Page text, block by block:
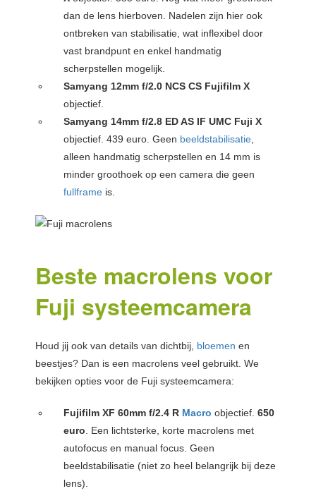
dan de lens hierboven. Nadelen zijn hier ook
ontbreken van stabilisatie, wat inflexibel door
vast brandpunt en enkel handmatig
scherpstellen mogelijk.
Samyang 12mm f/2.0 NCS CS Fujifilm X
objectief.
Samyang 14mm f/2.8 ED AS IF UMC Fuji X
objectief. 439 euro. Geen beeldstabilisatie
alleen handmatig scherpstellen en 14 mm is
minder groothoek op een camera die geen
fullframe is.
Beste macrolens voor
Fuji systeemcamera
Houd jij ook van details van dichtbij, bloemen en
beestjes? Dan is een macrolens veel gebruikt. We
bekijken opties voor de Fuji systeemcamera:
Fujifilm XF 60mm f/2.4 R Macro objectief.650
euro . Een lichtsterke, korte macrolens met
autofocus en manual focus. Geen
beeldstabilisatie (niet zo heel belangrijk bij deze
lens).